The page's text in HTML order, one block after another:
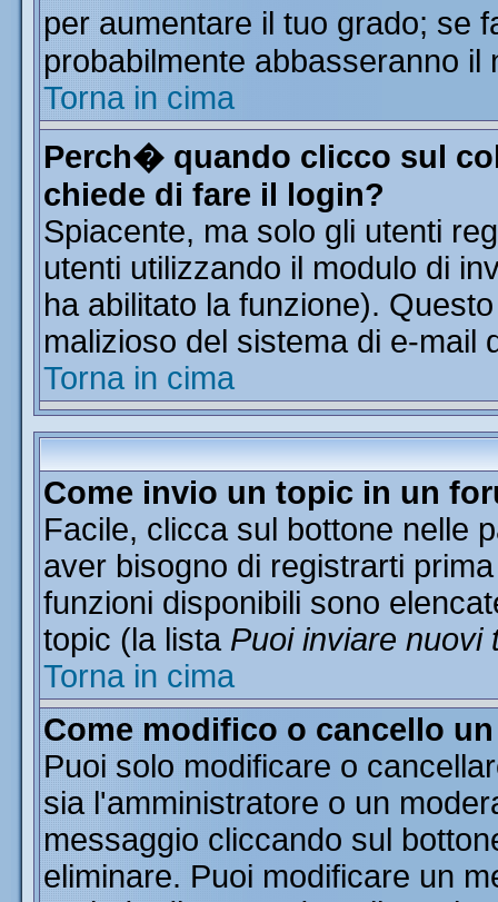
per aumentare il tuo grado; se
probabilmente abbasseranno il
Torna in cima
Perch� quando clicco sul
chiede di fare il login?
Spiacente, ma solo gli utenti
utenti utilizzando il modulo di
ha abilitato la funzione).
malizioso del sistema di e-mail
Torna in cima
Come invio un topic in un
Facile, clicca sul bottone nelle
aver bisogno di registrarti
funzioni disponibili sono
topic (la lista Puoi inviare nuovi
Torna in cima
Come modifico o cancello
Puoi solo modificare o
sia l'amministratore o un
messaggio cliccando sul
eliminare. Puoi modificare un